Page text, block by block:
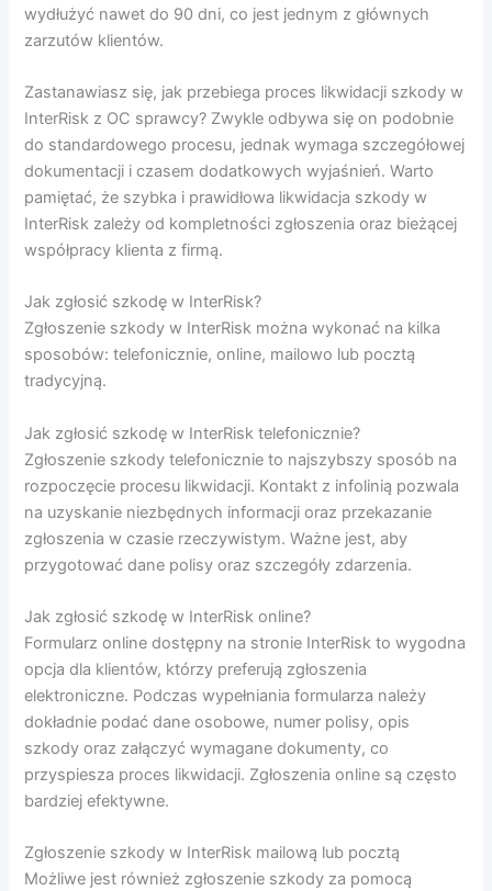
wydłużyć nawet do 90 dni, co jest jednym z głównych
zarzutów klientów.
Zastanawiasz się, jak przebiega proces likwidacji szkody w
InterRisk z OC sprawcy? Zwykle odbywa się on podobnie
do standardowego procesu, jednak wymaga szczegółowej
dokumentacji i czasem dodatkowych wyjaśnień. Warto
pamiętać, że szybka i prawidłowa likwidacja szkody w
InterRisk zależy od kompletności zgłoszenia oraz bieżącej
współpracy klienta z firmą.
Jak zgłosić szkodę w InterRisk?
Zgłoszenie szkody w InterRisk można wykonać na kilka
sposobów: telefonicznie, online, mailowo lub pocztą
tradycyjną.
Jak zgłosić szkodę w InterRisk telefonicznie?
Zgłoszenie szkody telefonicznie to najszybszy sposób na
rozpoczęcie procesu likwidacji. Kontakt z infolinią pozwala
na uzyskanie niezbędnych informacji oraz przekazanie
zgłoszenia w czasie rzeczywistym. Ważne jest, aby
przygotować dane polisy oraz szczegóły zdarzenia.
Jak zgłosić szkodę w InterRisk online?
Formularz online dostępny na stronie InterRisk to wygodna
opcja dla klientów, którzy preferują zgłoszenia
elektroniczne. Podczas wypełniania formularza należy
dokładnie podać dane osobowe, numer polisy, opis
szkody oraz załączyć wymagane dokumenty, co
przyspiesza proces likwidacji. Zgłoszenia online są często
bardziej efektywne.
Zgłoszenie szkody w InterRisk mailową lub pocztą
Możliwe jest również zgłoszenie szkody za pomocą